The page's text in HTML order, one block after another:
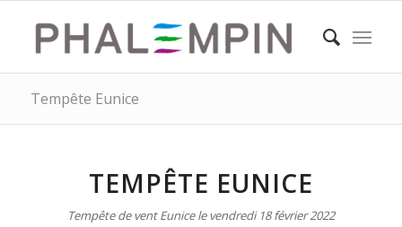
Tempête Eunice
TEMPÊTE EUNICE
Tempête de vent Eunice le vendredi 18 février 2022